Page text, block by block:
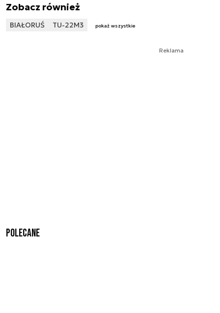
Zobacz również
BIAŁORUŚ TU-22M3 pokaż wszystkie
Reklama
Polecane